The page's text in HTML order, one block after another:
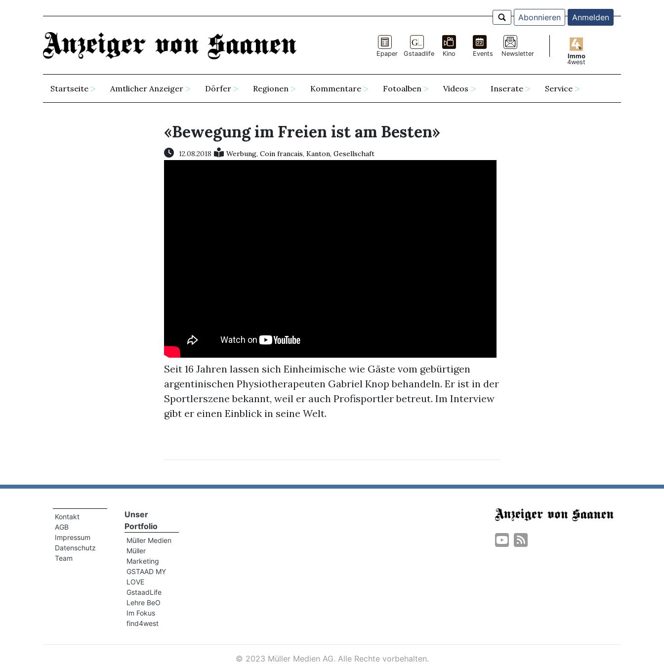
Abonnieren Anmelden
Epaper Gstaadlife Kino Events Newsletter
Immo
4west
Startseite Amtlicher Anzeiger Dörfer Regionen Kommentare Fotoalben Videos Inserate Service
«Bewegung im Freien ist am Besten»
12.08.2018 Werbung, Coin francais, Kanton, Gesellschaft
Seit 16 Jahren lassen sich Einheimische wie Gäste vom gebürtigen
argentinischen Physiotherapeuten Gabriel Knop behandeln. Er ist in der
Sportlerszene bekannt, weil er auch Profisportler betreut. Im Interview
gibt er einen Einblick in seine Welt.
Kontakt
AGB
Impressum
Datenschutz
Team
Unser
Portfolio
Müller Medien
Müller
Marketing
GSTAAD MY
LOVE
GstaadLife
Lehre BeO
Im Fokus
find4west
© 2023 Müller Medien AG. Alle Rechte vorbehalten.